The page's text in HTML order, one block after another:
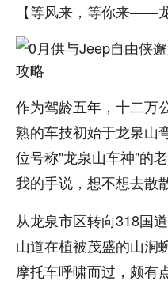
【等风来，等你来——
作为驾龄五年，十二万
熟的车技初始于龙泉山
位号称"龙泉山车神"的
我的手说，想不想去散
从龙泉市区转向318国
山道在植被茂盛的山涧
摩托车呼啸而过，颇有